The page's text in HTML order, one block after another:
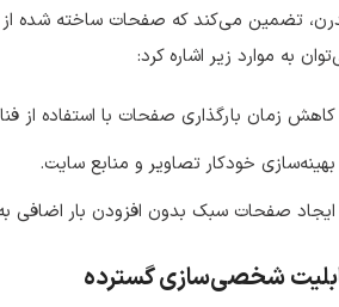
تضمین می‌کند که صفحات ساخته شده از
به موارد زیر اشاره کرد:
کاهش زمان بارگذاری صفحات با استفاده از
بهینه‌سازی خودکار تصاویر و منابع سایت.
ایجاد صفحات سبک بدون افزودن بار اضافی
شخصی‌سازی گسترده